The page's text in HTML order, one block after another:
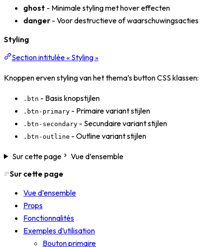
ghost - Minimale styling met hover effecten
danger - Voor destructieve of waarschuwingsacties
Styling
Section intitulée « Styling »
Knoppen erven styling van het thema’s button CSS klassen:
.btn - Basis knopstijlen
.btn-primary - Primaire variant stijlen
.btn-secondary - Secundaire variant stijlen
.btn-outline - Outline variant stijlen
Sur cette page
Vue d’ensemble
Sur cette page
Vue d’ensemble
Props
Fonctionnalités
Exemples d’utilisation
Bouton primaire